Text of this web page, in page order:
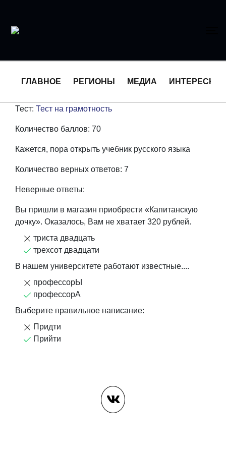
ГЛАВНОЕ РЕГИОНЫ МЕДИА ИНТЕРЕСНОЕ
Тест: Тест на грамотность
Количество баллов: 70
Кажется, пора открыть учебник русского языка
Количество верных ответов: 7
Неверные ответы:
Вы пришли в магазин приобрести «Капитанскую
дочку». Оказалось, Вам не хватает 320 рублей.
триста двадцать
трехсот двадцати
В нашем университете работают известные....
профессорЫ
профессорА
Выберите правильное написание:
Придти
Прийти